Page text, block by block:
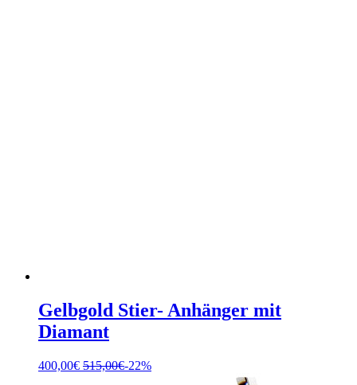
Gelbgold Stier- Anhänger mit
Diamant
400,00€ 515,00€-22%